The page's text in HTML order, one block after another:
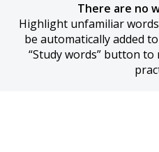
There are no
Highlight unfamiliar
be automatically added
“Study words” button